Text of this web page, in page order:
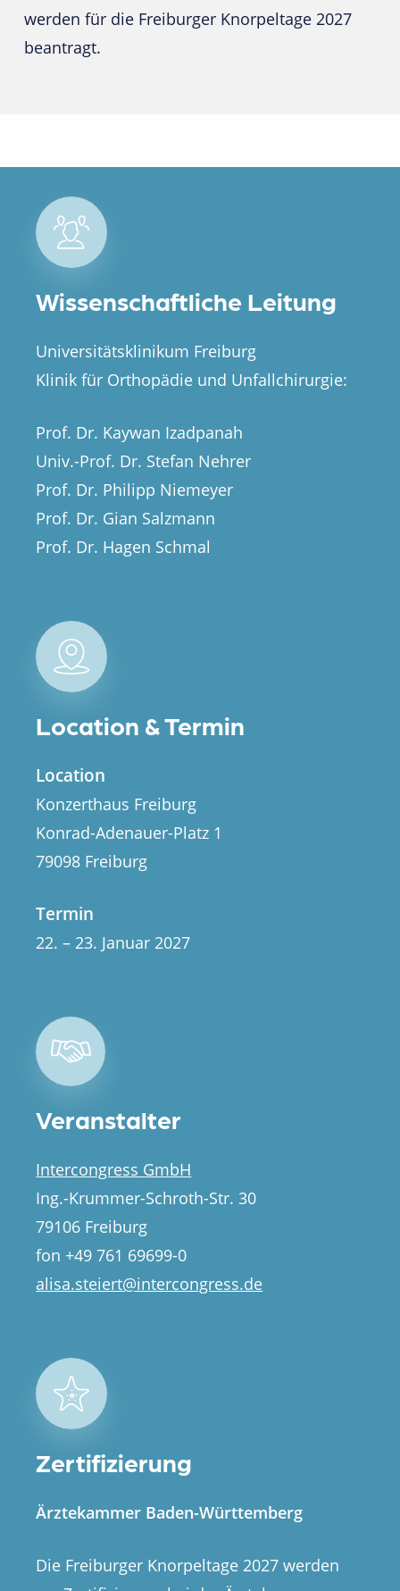
werden für die Freiburger Knorpeltage 2027
beantragt.
Wissenschaftliche Leitung
Universitätsklinikum Freiburg
Klinik für Orthopädie und Unfallchirurgie:
Prof. Dr. Kaywan Izadpanah
Univ.-Prof. Dr. Stefan Nehrer
Prof. Dr. Philipp Niemeyer
Prof. Dr. Gian Salzmann
Prof. Dr. Hagen Schmal
Location & Termin
Location
Konzerthaus Freiburg
Konrad-Adenauer-Platz 1
79098 Freiburg
Termin
22. – 23. Januar 2027
Veranstalter
Intercongress GmbH
Ing.-Krummer-Schroth-Str. 30
79106 Freiburg
fon +49 761 69699-0
alisa.steiert@intercongress.de
Zertifizierung
Ärztekammer Baden-Württemberg
Die Freiburger Knorpeltage 2027 werden